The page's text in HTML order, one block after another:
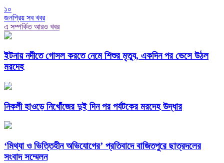
১০
জনপ্রিয় সব খবর
এ সম্পর্কিত আরও খবর
ইটনায় নদীতে গোসল করতে নেমে শিশুর মৃত্যু, একদিন পর ভেসে উঠল
মরদেহ
নিকলী হাওড়ে নিখোঁজের দুই দিন পর পর্যটকের মরদেহ উদ্ধার
‘মিথ্যা ও ভিত্তিহীন অভিযোগের’ প্রতিবাদে বাজিতপুরে ছাত্রদলের
সংবাদ সম্মেলন